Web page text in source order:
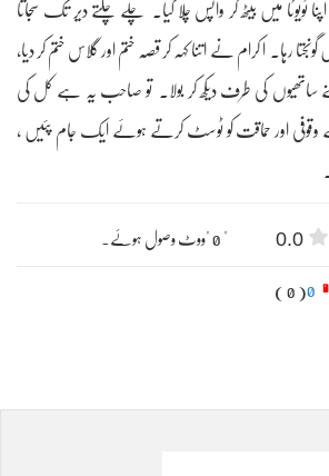
ٹویوٹا میں بیٹھ کر واپس چلا گیا۔ چلے چلتے دیر تک سجاتا
رہا۔ ا کرام نے اتنا کہہ کر قصہ ختم اور گلاس ختم کر دیا،
ساتھیوں کی طرف دیکھ کر بولا۔ تو صاحب یہ ہے کل کی
اور حماقت کو ٹوسٹ کرتے ہوئے ایک جام پئیں ،
0.0 " 0 "ووٹ وصول ہوئے۔
( 0 )